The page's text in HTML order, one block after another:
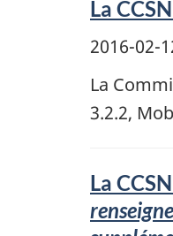
La
2016-02-
La
3.2.2,
La